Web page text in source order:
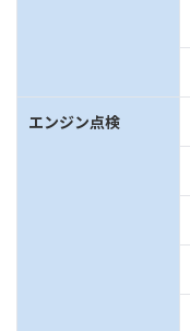
エンジン点検